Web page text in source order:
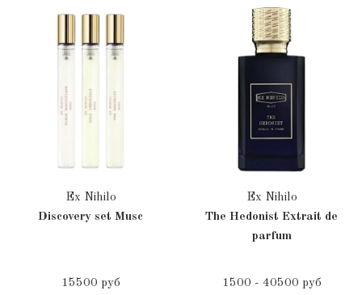
Ex Nihilo
Discovery set Musc
15500 руб
Ex Nihilo
The Hedonist Extrait de
parfum
1500 - 40500 руб